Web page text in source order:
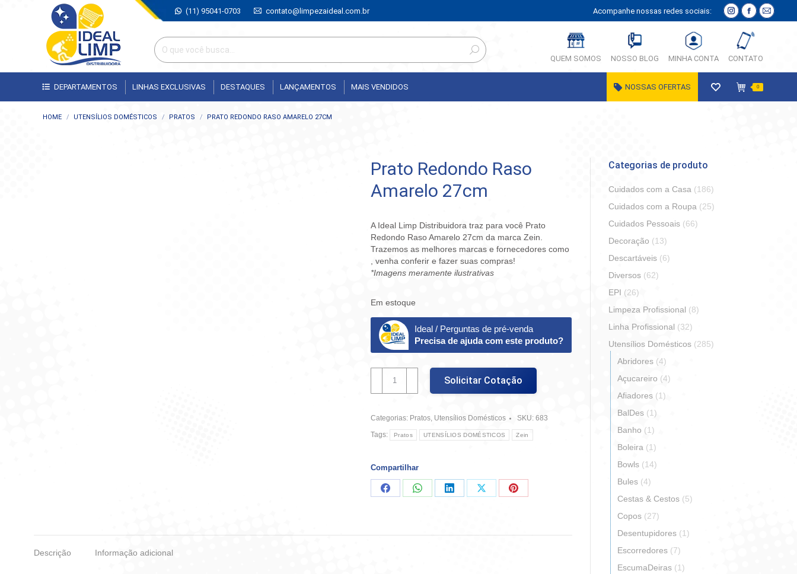
(11) 95041-0703 contato@limpezaideal.com.br Acompanhe nossas redes sociais:
Instagram
página
abre
em
janela
Facebook
página
em
janela
E-
QUEM SOMOS NOSSO BLOG MINHA CONTA CONTATO
DEPARTAMENTOS LINHAS EXCLUSIVAS DESTAQUES LANÇAMENTOS MAIS VENDIDOS NOSSAS OFERTAS 0
Você está aqui:
HOME UTENSÍLIOS DOMÉSTICOS PRATOS PRATO REDONDO RASO AMARELO 27CM
Prato Redondo Raso
Amarelo 27cm
A Ideal Limp Distribuidora traz para você Prato
Redondo Raso Amarelo 27cm da marca Zein.
Trazemos as melhores marcas e fornecedores como
, venha conferir e fazer suas compras!
*Imagens meramente ilustrativas
Em estoque
Ideal / Perguntas de pré-venda
Precisa de ajuda com este produto?
Redondo
Raso
27cm
quantidade
Solicitar Cotação
Categorias: Pratos, Utensílios Domésticos SKU:683
Tags:
Pratos UTENSÍLIOS DOMÉSTICOS Zein
Compartilhar
CompartilharCompartilharCompartilharCompartilharCompartilhar
Descrição Informação adicional
Categorias de produto
Cuidados com a Casa (186)
Cuidados com a Roupa (25)
Cuidados Pessoais (66)
Decoração (13)
Descartáveis (6)
Diversos (62)
EPI (26)
Limpeza Profissional (8)
Linha Profissional (32)
Utensílios Domésticos (285)
Abridores (4)
Açucareiro (4)
Afiadores (1)
BalDes (1)
Banho (1)
Boleira (1)
Bowls (14)
Bules (4)
Cestas & Cestos (5)
Copos (27)
Desentupidores (1)
Escorredores (7)
EscumaDeiras (1)